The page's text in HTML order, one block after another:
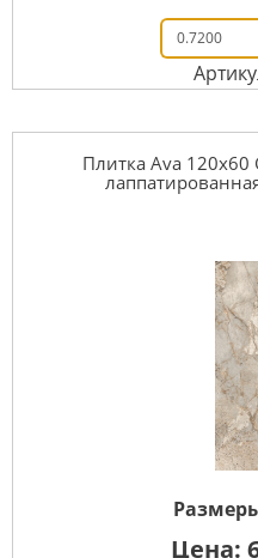
Плитка Ava 120x60
Цена: